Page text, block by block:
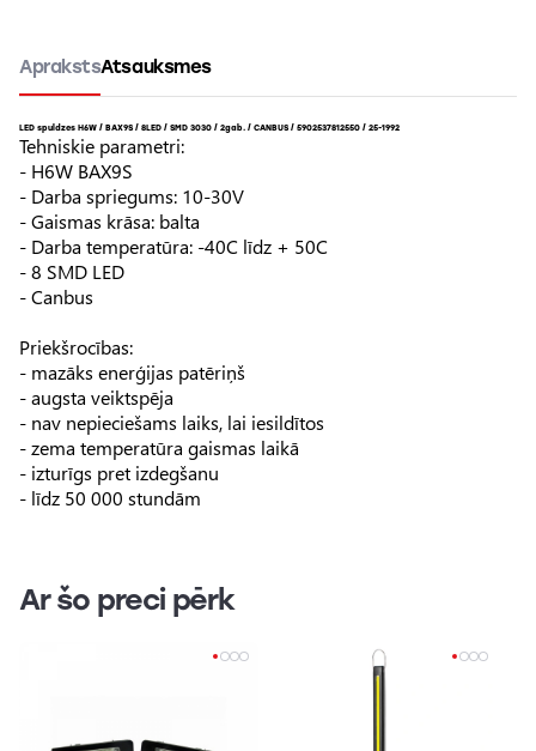
AprakstsAtsauksmes
LED spuldzes H6W / BAX9S / 8LED / SMD 3030 / 2gab. / CANBUS / 5902537812550 / 25-1992
Tehniskie parametri:
- H6W BAX9S
- Darba spriegums: 10-30V
- Gaismas krāsa: balta
- Darba temperatūra: -40C līdz + 50C
- 8 SMD LED
- Canbus
Priekšrocības:
- mazāks enerģijas patēriņš
- augsta veiktspēja
- nav nepieciešams laiks, lai iesildītos
- zema temperatūra gaismas laikā
- izturīgs pret izdegšanu
- līdz 50 000 stundām
Ar šo preci pērk